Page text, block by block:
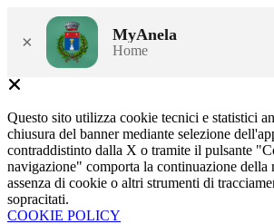
× MyAnela
Home
Questo sito utilizza cookie tecnici e statistici
chiusura del banner mediante selezione
contraddistinto dalla X o tramite il pulsante
navigazione" comporta la continuazione della
assenza di cookie o altri strumenti di
sopracitati.
COOKIE POLICY